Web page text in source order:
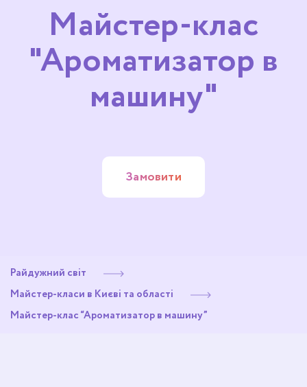
Майстер-клас
"Ароматизатор в
машину"
Замовити
Райдужний світ
Майстер-класи в Києві та області
Майстер-клас “Ароматизатор в машину”